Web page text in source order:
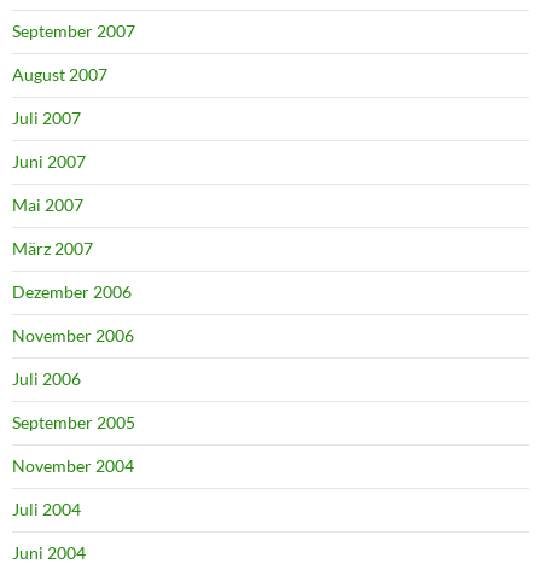
September 2007
August 2007
Juli 2007
Juni 2007
Mai 2007
März 2007
Dezember 2006
November 2006
Juli 2006
September 2005
November 2004
Juli 2004
Juni 2004